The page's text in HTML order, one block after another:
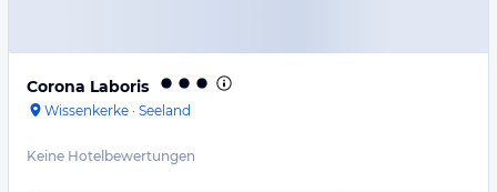
Corona Laboris
Wissenkerke · Seeland
Keine Hotelbewertungen